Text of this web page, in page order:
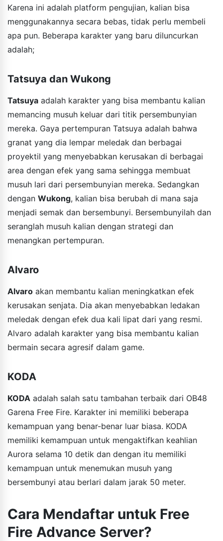
Karena ini adalah platform pengujian, kalian bisa
menggunakannya secara bebas, tidak perlu membeli
apa pun. Beberapa karakter yang baru diluncurkan
adalah;
Tatsuya dan Wukong
Tatsuya adalah karakter yang bisa membantu kalian
memancing musuh keluar dari titik persembunyian
mereka. Gaya pertempuran Tatsuya adalah bahwa
granat yang dia lempar meledak dan berbagai
proyektil yang menyebabkan kerusakan di berbagai
area dengan efek yang sama sehingga membuat
musuh lari dari persembunyian mereka. Sedangkan
dengan Wukong, kalian bisa berubah di mana saja
menjadi semak dan bersembunyi. Bersembunyilah dan
seranglah musuh kalian dengan strategi dan
menangkan pertempuran.
Alvaro
Alvaro akan membantu kalian meningkatkan efek
kerusakan senjata. Dia akan menyebabkan ledakan
meledak dengan efek dua kali lipat dari yang resmi.
Alvaro adalah karakter yang bisa membantu kalian
bermain secara agresif dalam game.
KODA
KODA adalah salah satu tambahan terbaik dari OB48
Garena Free Fire. Karakter ini memiliki beberapa
kemampuan yang benar-benar luar biasa. KODA
memiliki kemampuan untuk mengaktifkan keahlian
Aurora selama 10 detik dan dengan itu memiliki
kemampuan untuk menemukan musuh yang
bersembunyi atau berlari dalam jarak 50 meter.
Cara Mendaftar untuk Free
Fire Advance Server?